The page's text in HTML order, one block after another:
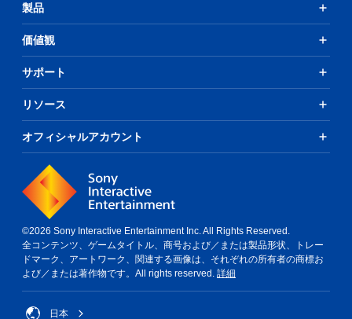
製品
価値観
サポート
リソース
オフィシャルアカウント
©2026 Sony Interactive Entertainment Inc. All Rights Reserved.
全コンテンツ、ゲームタイトル、商号および／または製品形状、トレー
ドマーク、アートワーク、関連する画像は、それぞれの所有者の商標お
よび／または著作物です。All rights reserved. 詳細
日本